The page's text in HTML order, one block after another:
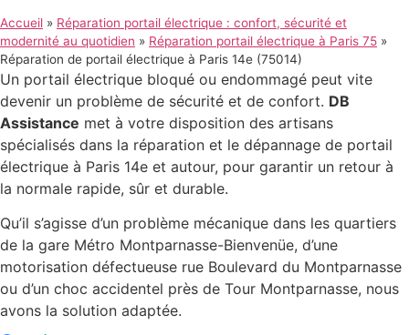
Accueil » Réparation portail électrique : confort, sécurité et
modernité au quotidien » Réparation portail électrique à Paris 75 »
Réparation de portail électrique à Paris 14e (75014)
Un portail électrique bloqué ou endommagé peut vite
devenir un problème de sécurité et de confort. DB
Assistance met à votre disposition des artisans
spécialisés dans la réparation et le dépannage de portail
électrique à Paris 14e et autour, pour garantir un retour à
la normale rapide, sûr et durable.
Qu’il s’agisse d’un problème mécanique dans les quartiers
de la gare Métro Montparnasse-Bienvenüe, d’une
motorisation défectueuse rue Boulevard du Montparnasse
ou d’un choc accidentel près de Tour Montparnasse, nous
avons la solution adaptée.